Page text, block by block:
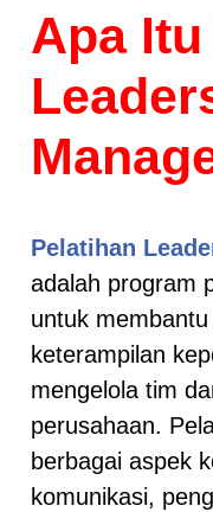
Apa
Pelatihan
adalah program
untuk
keterampilan
mengelola tim
perusahaan.
berbagai aspek
komunikasi,